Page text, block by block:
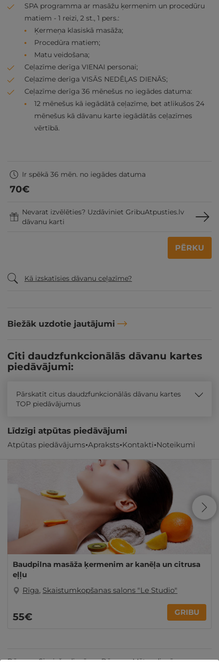
SPA programma ar masāžu ķermenim un procedūru
matiem - 1 reizi, 2 st., 1 pers.:
Ķermeņa klasiskā masāža;
Procedūra matiem;
Matu veidošana;
Ceļazīme derīga VIENAI personai;
Ceļazīme derīga VISĀS NEDĒĻAS DIENĀS;
Ceļazīme derīga 36 mēnešus no iegādes datuma:
12 mēnešus kā iegādātā ceļazīme, bet atlikušos 24
mēnešus kā dāvanu karte iegādātās ceļazīmes
vērtībā.
Ir spēkā 36 mēn. no iegādes datuma
70€
Nevarat izvēlēties? Uzdāviniet GribuAtpusties.lv
dāvanu karti
PĒRKU
Kā izskatīsies dāvanu ceļazīme?
Biežāk uzdotie jautājumi
Atpūtas piedāvājums Apraksts Kontakti Noteikumi
Citi daudzfunkcionālās dāvanu kartes
piedāvājumi:
Pārskatīt citus daudzfunkcionālās dāvanu kartes
TOP piedāvājumus
Līdzīgi atpūtas piedāvājumi
Baudpilna masāža ķermenim ar kanēļa un citrusa
eļļu
Rīga, Skaistumkopšanas salons "Le Studio"
55€ GRIBU
Dāvanas Sieviešu dienā
Dāvanas Mātes dienā